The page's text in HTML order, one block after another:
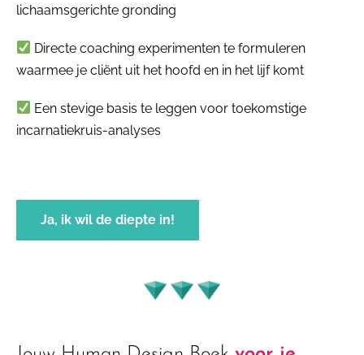
lichaamsgerichte gronding
Directe coaching experimenten te formuleren
waarmee je cliënt uit het hoofd en in het lijf komt
Een stevige basis te leggen voor toekomstige
incarnatiekruis-analyses
Ja, ik wil de diepte in!